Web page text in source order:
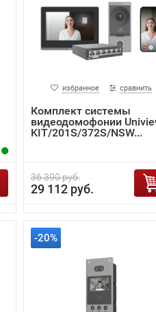
избранное сравнить
Комплект системы
видеодомофонии
KIT/201S/372S/NSW...
36 390 руб.
29 112 руб.
-20%